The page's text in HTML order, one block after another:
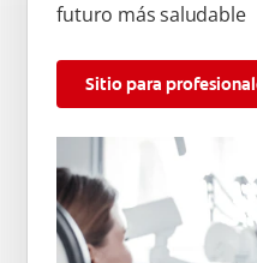
futuro más saludable
Sitio para